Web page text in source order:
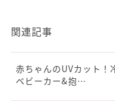
関連記事
赤ちゃんのUVカット！
ベビーカー&抱…